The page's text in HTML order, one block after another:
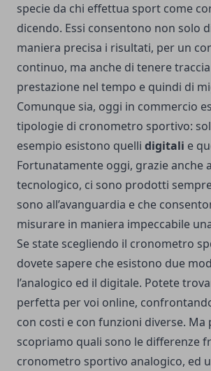
specie da chi effettua sport come
dicendo. Essi consentono non solo
maniera precisa i risultati, per un
continuo, ma anche di tenere
prestazione nel tempo e quindi di
Comunque sia, oggi in commercio
tipologie di cronometro sportivo:
esempio esistono quelli digitali e
Fortunatamente oggi, grazie anche
tecnologico, ci sono prodotti
sono all’avanguardia e che
misurare in maniera impeccabile
Se state scegliendo il cronometro
dovete sapere che esistono due
l’analogico ed il digitale. Potete
perfetta per voi online,
con costi e con funzioni diverse.
scopriamo quali sono le differenze
cronometro sportivo analogico, ed